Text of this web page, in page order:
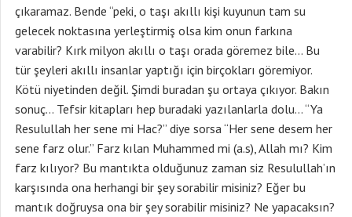
çıkaramaz. Bende “peki, o taşı akıllı kişi kuyunun tam su
gelecek noktasına yerleştirmiş olsa kim onun farkına
varabilir? Kırk milyon akıllı o taşı orada göremez bile… Bu
tür şeyleri akıllı insanlar yaptığı için birçokları göremiyor.
Kötü niyetinden değil. Şimdi buradan şu ortaya çıkıyor. Bakın
sonuç… Tefsir kitapları hep buradaki yazılanlarla dolu… “Ya
Resulullah her sene mi Hac?” diye sorsa “Her sene desem her
sene farz olur.” Farz kılan Muhammed mi (a.s), Allah mı? Kim
farz kılıyor? Bu mantıkta olduğunuz zaman siz Resulullah’ın
karşısında ona herhangi bir şey sorabilir misiniz? Eğer bu
mantık doğruysa ona bir şey sorabilir misiniz? Ne yapacaksın?